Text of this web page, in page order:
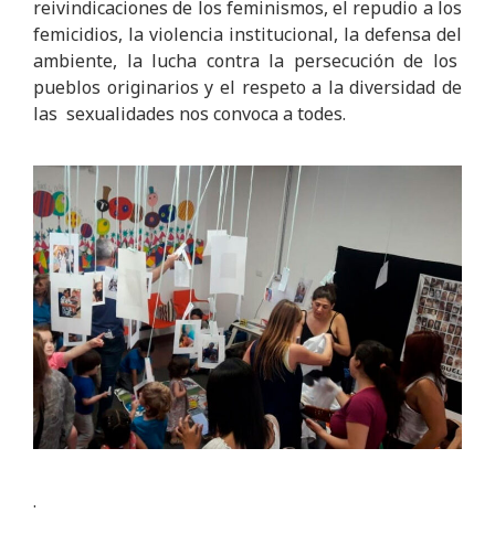
reivindicaciones de los feminismos, el repudio a los
femicidios, la violencia institucional, la defensa del
ambiente, la lucha contra la persecución de los
pueblos originarios y el respeto a la diversidad de
las sexualidades nos convoca a todes.
.